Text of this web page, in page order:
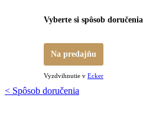
Vyberte si spôsob
Na predajňu
Vyzdvihnutie v Ecker
< Spôsob doručenia